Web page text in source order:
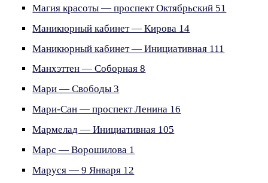
Магия красоты — проспект Октябрьский 51
Маникюрный кабинет — Кирова 14
Маникюрный кабинет — Инициативная 111
Манхэттен — Соборная 8
Мари — Свободы 3
Мари-Сан — проспект Ленина 16
Мармелад — Инициативная 105
Марс — Ворошилова 1
Маруся — 9 Января 12